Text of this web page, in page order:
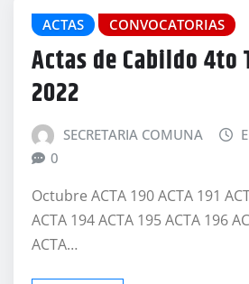
ACTAS CONVOCATORIAS
Actas de Cabildo 4to
2022
SECRETARIA COMUNA
0
Octubre ACTA 190 ACTA 191
ACTA 194 ACTA 195 ACTA 196
ACTA…